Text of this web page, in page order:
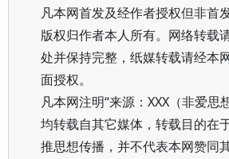
凡本网首发及经作者授权但非首
版权归作者本人所有。网络转载
处并保持完整，纸媒转载请经本
面授权。
凡本网注明“来源：XXX（非爱思
均转载自其它媒体，转载目的在
推思想传播，并不代表本网赞同